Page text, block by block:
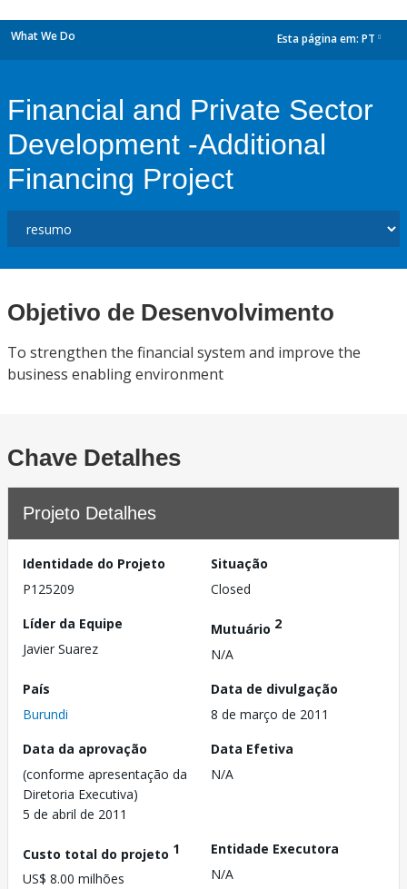
What We Do Esta página em: PT
Financial and Private Sector
Development -Additional
Financing Project
Objetivo de Desenvolvimento
To strengthen the financial system and improve the
business enabling environment
Chave Detalhes
Projeto Detalhes
Identidade do Projeto
P125209
Situação
Closed
Líder da Equipe
Javier Suarez
Mutuário 2
N/A
País
Burundi
Data de divulgação
8 de março de 2011
Data da aprovação
(conforme apresentação da
Diretoria Executiva)
5 de abril de 2011
Data Efetiva
N/A
Custo total do projeto 1
US$ 8.00 milhões
Entidade Executora
N/A